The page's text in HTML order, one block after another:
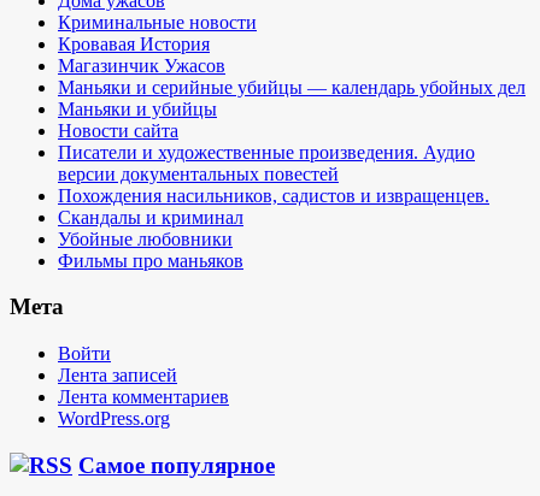
Криминальные новости
Кровавая История
Магазинчик Ужасов
Маньяки и серийные убийцы — календарь убойных дел
Маньяки и убийцы
Новости сайта
Писатели и художественные произведения. Аудио
версии документальных повестей
Похождения насильников, садистов и извращенцев.
Скандалы и криминал
Убойные любовники
Фильмы про маньяков
Мета
Войти
Лента записей
Лента комментариев
WordPress.org
Самое популярное